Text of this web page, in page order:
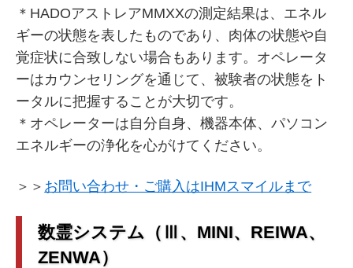
＊HADOアストレアMMXXの測定結果は、エネル
ギーの状態を表したものであり、肉体の状態や自
覚症状に合致しない場合もあります。オペレータ
ーはカウンセリングを通じて、被験者の状態をト
ータルに把握することが大切です。
＊オペレーターは自分自身、機器本体、パソコン
エネルギーの浄化を心がけてください。
＞＞ お問い合わせ・ご購入はIHMスマイルまで
数霊システム（Ⅲ、MINI、REIWA、
ZENWA）